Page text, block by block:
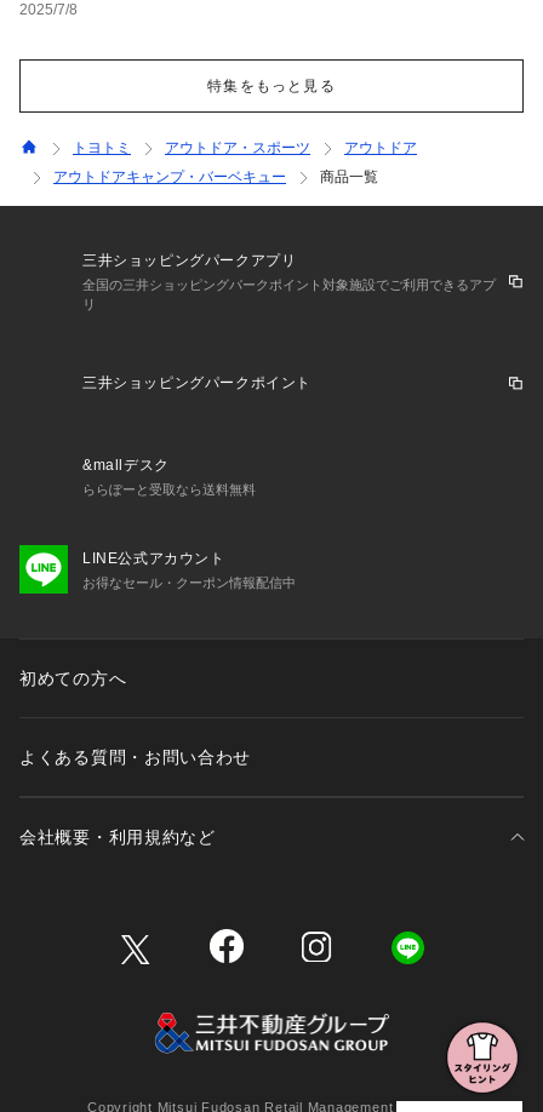
2025/7/8
特集をもっと見る
トヨトミ アウトドア・スポーツ
アウトドア
アウトドアキャンプ・バーベキュー
商品一覧
三井ショッピングパークアプリ
全国の三井ショッピングパークポイント対象施設でご利用できるアプ
リ
三井ショッピングパークポイント
&mallデスク
ららぽーと受取なら送料無料
LINE公式アカウント
お得なセール・クーポン情報配信中
初めての方へ
よくある質問・お問い合わせ
会社概要・利用規約など
Copyright Mitsui Fudosan Retail Management Co., Ltd.